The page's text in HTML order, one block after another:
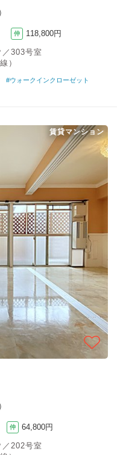
仲 118,800円
303号室
）
#ウォークインクローゼット
仲 64,800円
202号室
賃貸マンション